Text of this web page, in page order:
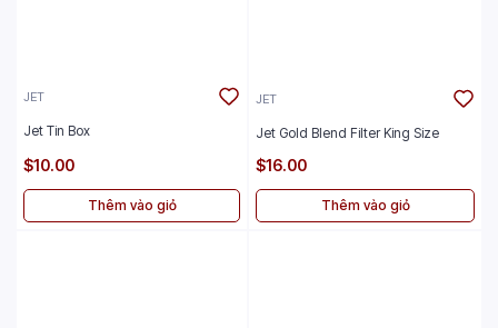
JET
Jet Tin Box
$10.00
Thêm vào giỏ
JET
Jet Gold Blend Filter King Size
$16.00
Thêm vào giỏ